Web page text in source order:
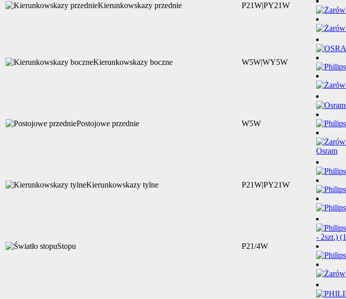
Kierunkowskazy przednie P21W|PY21W
Kierunkowskazy boczne W5W|WY5W
Postojowe przednie W5W
Kierunkowskazy tylne P21W|PY21W
Stopu P21/4W